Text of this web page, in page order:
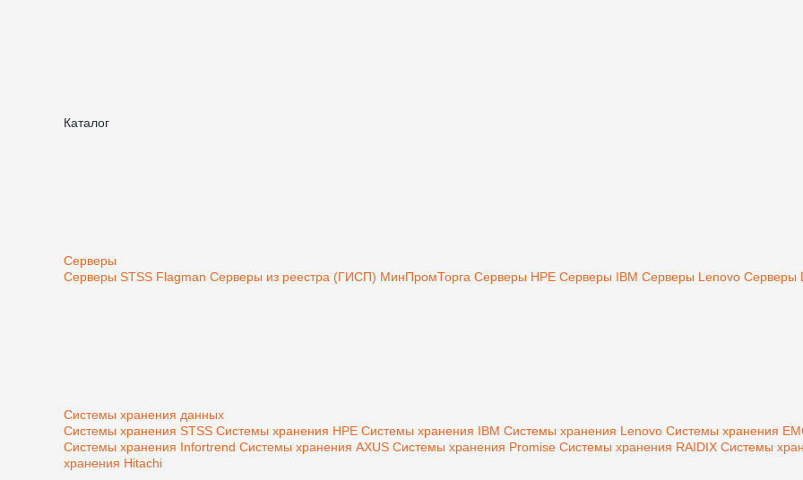
Каталог
Серверы
Серверы STSS Flagman Серверы из реестра (ГИСП) МинПромТорга Серверы HPE Серверы IBM Серверы Lenovo Серверы
Системы хранения данных
Системы хранения STSS Системы хранения HPE Системы хранения IBM Системы хранения Lenovo Системы хранения
Системы хранения Infortrend Системы хранения AXUS Системы хранения Promise Системы хранения RAIDIX Системы
хранения Hitachi